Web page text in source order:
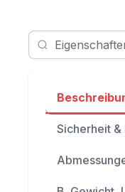
Sicherheit